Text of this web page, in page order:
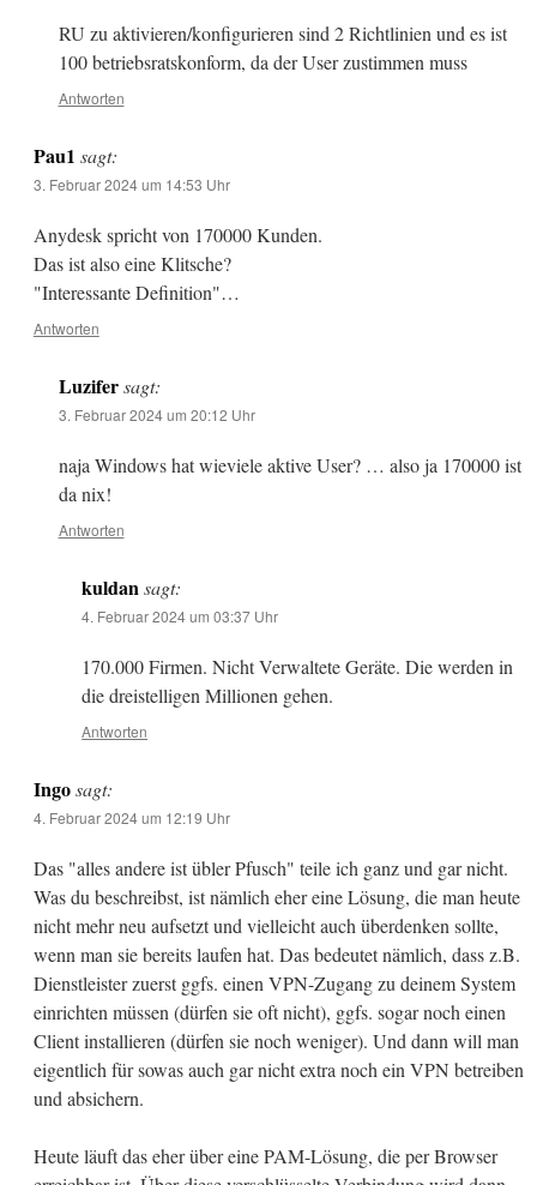
RU zu aktivieren/konfigurieren sind 2 Richtlinien und es ist
100 betriebsratskonform, da der User zustimmen muss
Antworten
Pau1 sagt:
3. Februar 2024 um 14:53 Uhr
Anydesk spricht von 170000 Kunden.
Das ist also eine Klitsche?
"Interessante Definition"…
Antworten
Luzifer sagt:
3. Februar 2024 um 20:12 Uhr
naja Windows hat wieviele aktive User? … also ja 170000 ist
da nix!
Antworten
kuldan sagt:
4. Februar 2024 um 03:37 Uhr
170.000 Firmen. Nicht Verwaltete Geräte. Die werden in
die dreistelligen Millionen gehen.
Antworten
Ingo sagt:
4. Februar 2024 um 12:19 Uhr
Das "alles andere ist übler Pfusch" teile ich ganz und gar nicht.
Was du beschreibst, ist nämlich eher eine Lösung, die man heute
nicht mehr neu aufsetzt und vielleicht auch überdenken sollte,
wenn man sie bereits laufen hat. Das bedeutet nämlich, dass z.B.
Dienstleister zuerst ggfs. einen VPN-Zugang zu deinem System
einrichten müssen (dürfen sie oft nicht), ggfs. sogar noch einen
Client installieren (dürfen sie noch weniger). Und dann will man
eigentlich für sowas auch gar nicht extra noch ein VPN betreiben
und absichern.
Heute läuft das eher über eine PAM-Lösung, die per Browser